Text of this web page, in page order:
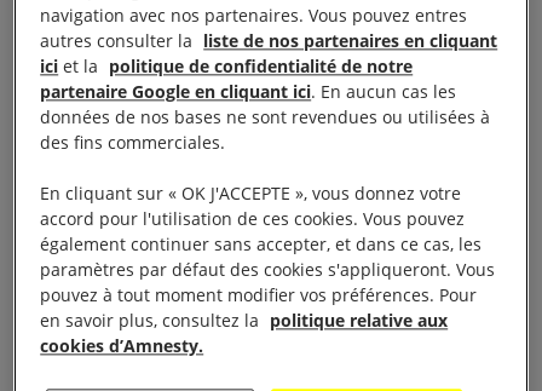
turques ayant été fermées de manière permanente
au titre de l’état d’urgence, au prétexte de vagues
liens avec des groupes « terroristes ».
À lire aussi : En Turquie, une société civile asphyxiée
L’an dernier, à l’époque de sa fermeture, elle était
sur le point de signer un contrat avec l’Union
européenne pour un projet de prévention des
violences contre les femmes. Ce projet aurait
bénéficié à près de 8 000 femmes dans 92 villages,
navigation avec nos partenaires. Vous pouvez entres
autres consulter la liste de nos partenaires en cliquant
ici et la politique de confidentialité de notre
partenaire Google en cliquant ici. En aucun cas les
données de nos bases ne sont revendues ou utilisées à
des fins commerciales.
En cliquant sur « OK J'ACCEPTE », vous donnez votre
accord pour l'utilisation de ces cookies. Vous pouvez
également continuer sans accepter, et dans ce cas, les
paramètres par défaut des cookies s'appliqueront. Vous
pouvez à tout moment modifier vos préférences. Pour
en savoir plus, consultez la politique relative aux
cookies d’Amnesty.